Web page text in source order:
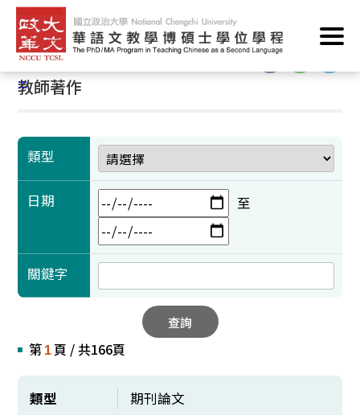
跳
到
主
要
內
塊
首頁 / 學術成果/教師著作
:::
:::
教師著作
類型
日期 至
關鍵字
查詢
第 1 頁 / 共166頁
類型 期刊論文